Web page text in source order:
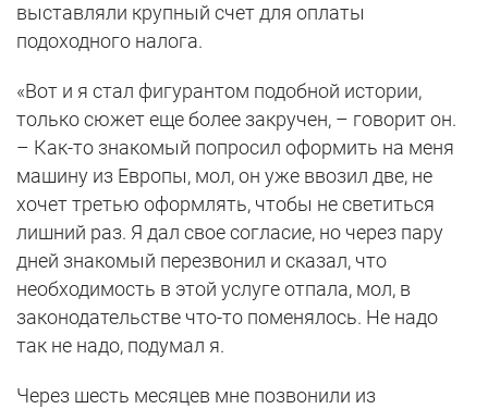
выставляли крупный счет для оплаты
подоходного налога.
«Вот и я стал фигурантом подобной истории,
только сюжет еще более закручен, – говорит он.
– Как-то знакомый попросил оформить на меня
машину из Европы, мол, он уже ввозил две, не
хочет третью оформлять, чтобы не светиться
лишний раз. Я дал свое согласие, но через пару
дней знакомый перезвонил и сказал, что
необходимость в этой услуге отпала, мол, в
законодательстве что-то поменялось. Не надо
так не надо, подумал я.
Через шесть месяцев мне позвонили из